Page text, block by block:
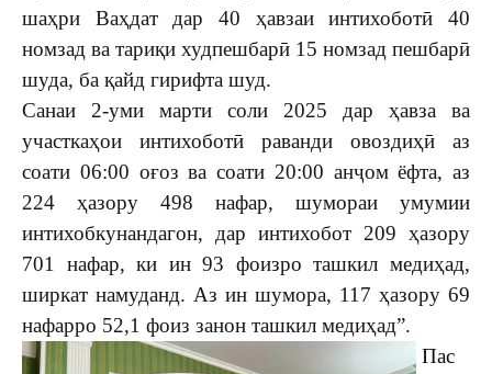
шаҳри Ваҳдат дар 40 ҳавзаи интихоботӣ 40
номзад ва тариқи худпешбарӣ 15 номзад пешбарӣ
шуда, ба қайд гирифта шуд.
Санаи 2-уми марти соли 2025 дар ҳавза ва
участкаҳои интихоботӣ раванди овоздиҳӣ аз
соати 06:00 оғоз ва соати 20:00 анҷом ёфта, аз
224 ҳазору 498 нафар, шумораи умумии
интихобкунандагон, дар интихобот 209 ҳазору
701 нафар, ки ин 93 фоизро ташкил медиҳад,
ширкат намуданд. Аз ин шумора, 117 ҳазору 69
нафарро 52,1 фоиз занон ташкил медиҳад”.
Пас